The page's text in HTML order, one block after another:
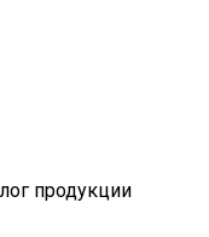
продукции